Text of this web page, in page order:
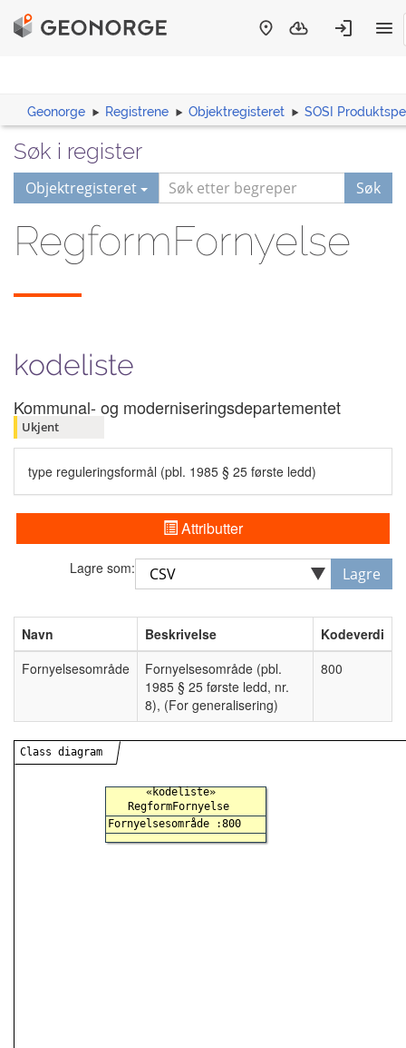
Geonorge Registrene Objektregisteret SOSI
Søk i register
Objektregisteret Søk
RegformFornyelse
kodeliste
Kommunal- og moderniseringsdepartementet
Ukjent
type reguleringsformål (pbl. 1985 § 25 første ledd)
Attributter
Lagre som: Lagre
Navn Beskrivelse
Kodeverdi
Fornyelsesområde
Fornyelsesområde (pbl.
1985 § 25 første ledd, nr.
8), (For generalisering)
800